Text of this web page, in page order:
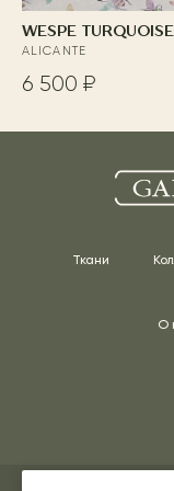
WESPE TURQUOISE
ALICANTE
6 500 ₽
Ткани
О